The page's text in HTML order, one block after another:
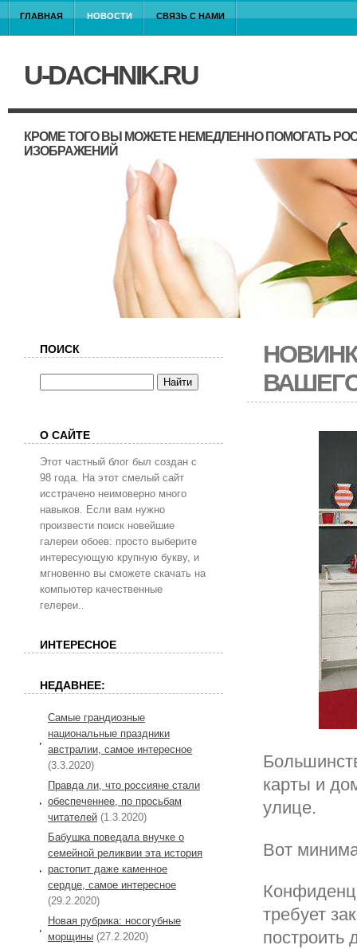
ГЛАВНАЯ НОВОСТИ СВЯЗЬ С НАМИ
U-DACHNIK.RU
КРОМЕ ТОГО ВЫ МОЖЕТЕ НЕМЕДЛЕННО ПОМОГАТЬ
ИЗОБРАЖЕНИЙ
карты и
улице.
Вот
требует
построить
ПОИСК
О САЙТЕ
Этот частный блог был создан с
98 года. На этот смелый сайт
исстрачено неимоверно много
навыков. Если вам нужно
произвести поиск новейшие
галереи обоев: просто выберите
интересующую крупную букву, и
мгновенно вы сможете скачать на
компьютер качественные
гелереи..
ИНТЕРЕСНОЕ
НЕДАВНЕЕ:
Самые грандиозные
национальные праздники
австралии, самое интересное
(3.3.2020)
Правда ли, что россияне стали
обеспеченнее, по просьбам
читателей (1.3.2020)
Бабушка поведала внучке о
семейной реликвии эта история
растопит даже каменное
сердце, самое интересное
(29.2.2020)
Новая рубрика: носогубные
морщины (27.2.2020)